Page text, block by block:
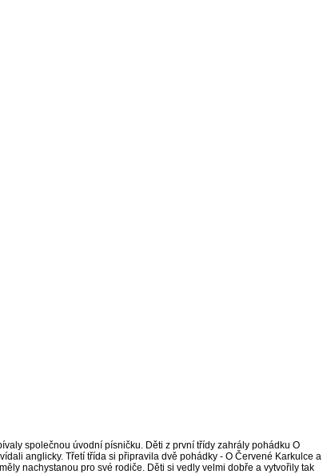
společnou úvodní písničku. Děti z první třídy zahrály pohádku O
anglicky. Třetí třída si připravila dvě pohádky - O Červené Karkulce a
nachystanou pro své rodiče. Děti si vedly velmi dobře a vytvořily tak